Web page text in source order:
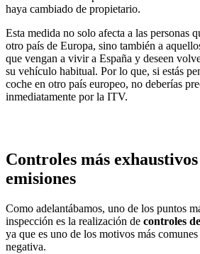
haya cambiado de propietario.
Esta medida no solo afecta a las personas
otro país de Europa, sino también a
que vengan a vivir a España y deseen
su vehículo habitual. Por lo que, si estás
coche en otro país europeo, no deberías
inmediatamente por la ITV.
Controles más
emisiones
Como adelantábamos, uno de los puntos
inspección es la realización de controles
ya que es uno de los motivos más
negativa.